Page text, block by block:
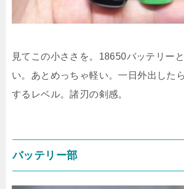
見てこの小ささを。18650バッテリー
い。あとめっちゃ軽い。一日外出した
するレベル。諸刃の剣感。
バッテリー部